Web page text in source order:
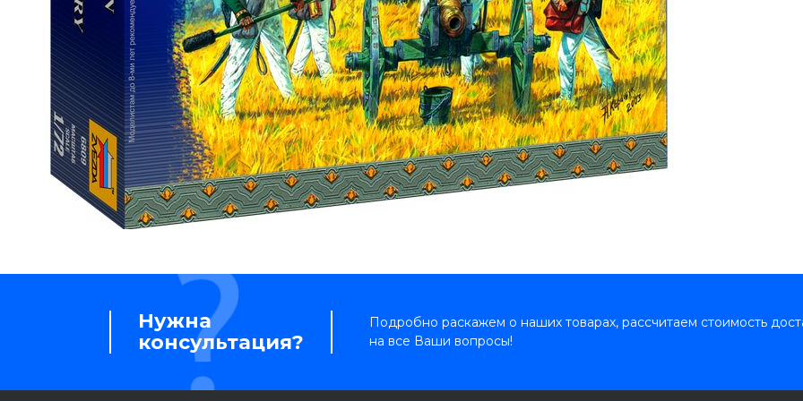
Нужна
консультация?
Подробно раскажем о наших товарах, рассчитаем стоимость
на все Ваши вопросы!